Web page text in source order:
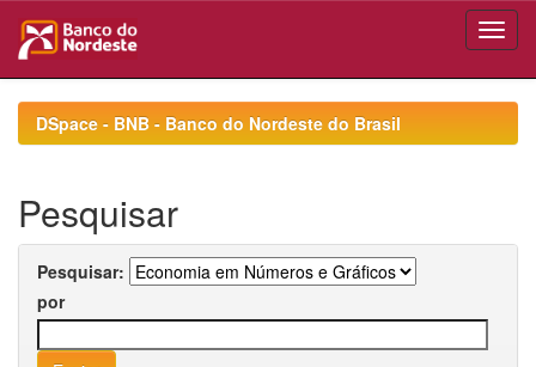
navigationDSpace - BNB - Banco do Nordeste do Brasil
Pesquisar
Pesquisar:
por